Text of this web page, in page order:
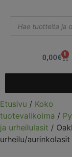
0,00€ 0
Etusivu / Koko
tuotevalikoima /
ja urheilulasit /
urheilu/aurinkolasit